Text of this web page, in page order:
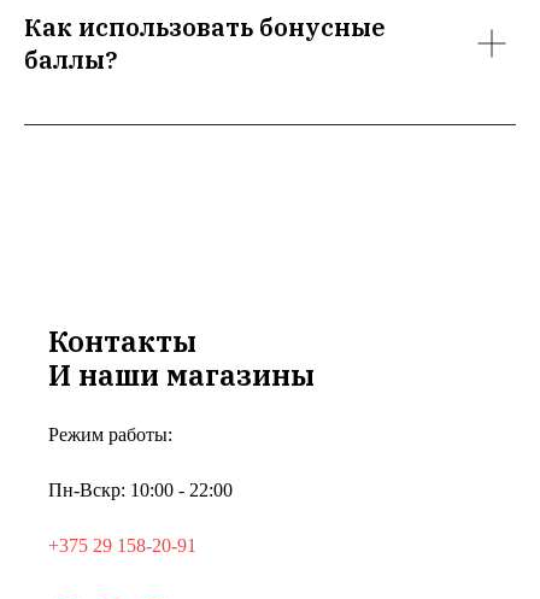
Как использовать бонусные
баллы?
Контакты
И наши магазины
Режим работы:
Пн-Вскр: 10:00 - 22:00
+375 29 158-20-91